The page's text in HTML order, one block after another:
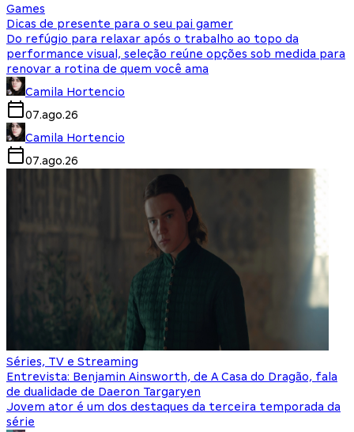
Games
Dicas de presente para o seu pai gamer
Do refúgio para relaxar após o trabalho ao topo da
performance visual, seleção reúne opções sob medida para
renovar a rotina de quem você ama
Camila Hortencio
07.ago.26
Camila Hortencio
07.ago.26
Séries, TV e Streaming
Entrevista: Benjamin Ainsworth, de A Casa do Dragão, fala
de dualidade de Daeron Targaryen
Jovem ator é um dos destaques da terceira temporada da
série